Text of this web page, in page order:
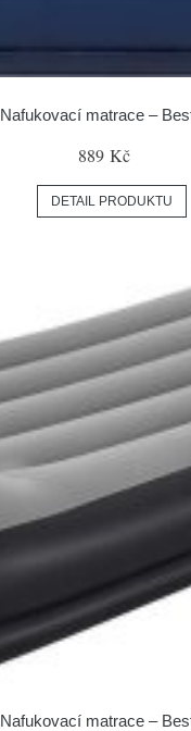
Nafukovací matrace –
889 Kč
DETAIL PRODUKTU
Nafukovací matrace –